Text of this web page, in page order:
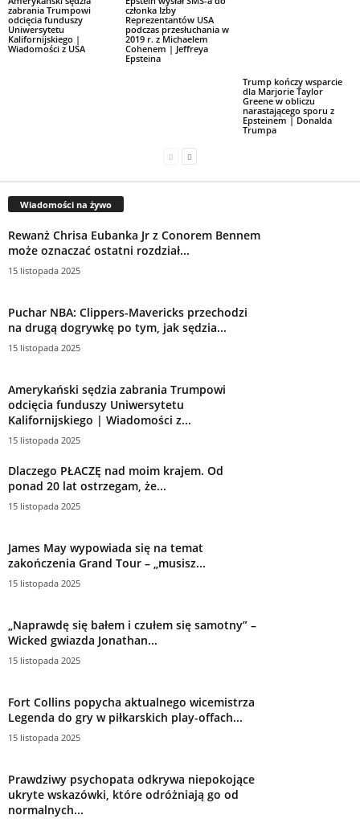
zabrania Trumpowi
odcięcia funduszy
Uniwersytetu
Kalifornijskiego |
Wiadomości z USA
członka Izby
Reprezentantów USA
podczas przesłuchania w
2019 r. z Michaelem
Cohenem | Jeffreya
Epsteina
Trump kończy wsparcie
dla Marjorie Taylor
Greene w obliczu
narastającego sporu z
Epsteinem | Donalda
Trumpa
Wiadomości na żywo
Rewanż Chrisa Eubanka Jr z Conorem Bennem
może oznaczać ostatni rozdział...
15 listopada 2025
Puchar NBA: Clippers-Mavericks przechodzi
na drugą dogrywkę po tym, jak sędzia...
15 listopada 2025
Amerykański sędzia zabrania Trumpowi
odcięcia funduszy Uniwersytetu
Kalifornijskiego | Wiadomości z...
15 listopada 2025
Dlaczego PŁACZĘ nad moim krajem. Od
ponad 20 lat ostrzegam, że...
15 listopada 2025
James May wypowiada się na temat
zakończenia Grand Tour – „musisz...
15 listopada 2025
„Naprawdę się bałem i czułem się samotny” –
Wicked gwiazda Jonathan...
15 listopada 2025
Fort Collins popycha aktualnego wicemistrza
Legenda do gry w piłkarskich play-offach...
15 listopada 2025
Prawdziwy psychopata odkrywa niepokojące
ukryte wskazówki, które odróżniają go od
normalnych...